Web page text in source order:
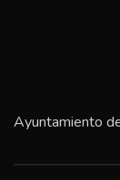
Ayuntamiento